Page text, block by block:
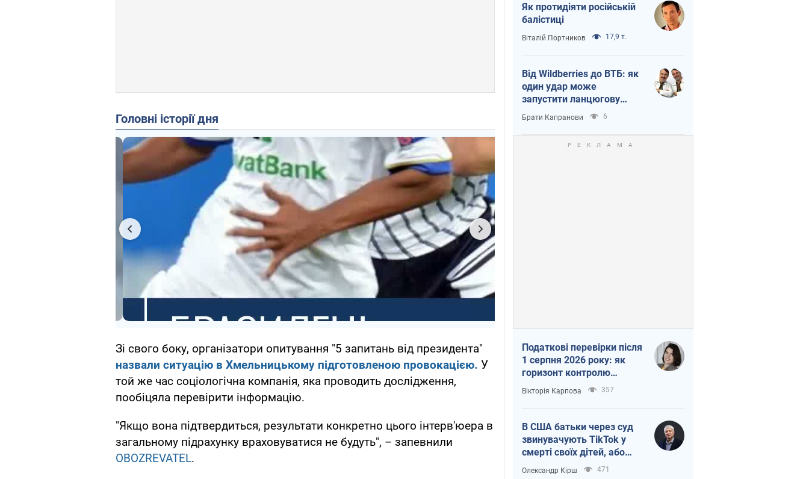
Головні історії дня
Зі свого боку, організатори опитування "5 запитань від президента"
назвали ситуацію в Хмельницькому підготовленою провокацією. У
той же час соціологічна компанія, яка проводить дослідження,
пообіцяла перевірити інформацію.
"Якщо вона підтвердиться, результати конкретно цього інтерв'юера в
загальному підрахунку враховуватися не будуть", – запевнили
OBOZREVATEL.
Як протидіяти російській
балістиці
Віталій Портников 17,9 т.
Від Wildberries до ВТБ: як
один удар може
запустити ланцюгову
реакцію в Росії
Брати Капранови 6
Податкові перевірки після
1 серпня 2026 року: як
горизонт контролю
скорочується з 6,5 до 3
років
Вікторія Карпова 357
В США батьки через суд
звинувачують TikTok у
смерті своїх дітей, або
Атака КНР на молодь
Олександр Кірш 471